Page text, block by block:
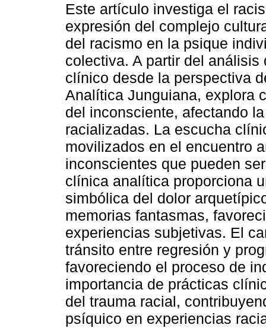
Este artículo investiga el
expresión del complejo
del racismo en la psique
colectiva. A partir del análisis
clínico desde la perspectiva
Analítica Junguiana, explora
del inconsciente, afectando
racializadas. La escucha
movilizados en el encuentro
inconscientes que pueden
clínica analítica proporciona
simbólica del dolor
memorias fantasmas,
experiencias subjetivas. El
tránsito entre regresión y
favoreciendo el proceso de
importancia de prácticas
del trauma racial,
psíquico en experiencias